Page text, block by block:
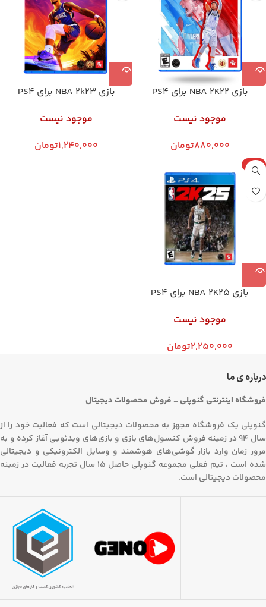
بازی NBA 2K22 برای PS4
موجود نیست
880,000تومان
بازی NBA 2k23 برای PS4
موجود نیست
1,240,000تومان
پلمپ
بازی NBA 2K25 برای PS4
موجود نیست
2,250,000تومان
درباره ی ما
فروشگاه اینترنتی گنوپلی _ فروش محصولات دیجیتال
گنوپلی یک فروشگاه مجهز به محصولات دیجیتالی است که فعالیت خود را از
سال 94 در زمینه فروش کنسول‌های بازی و بازی‌های ویدئویی آغاز کرده و به
مرور زمان وارد بازار گوشی‌های هوشمند و وسایل الکترونیکی و دیجیتالی
شده است ، تیم فعلی مجموعه گنوپلی حاصل 15 سال تجربه فعالیت در زمینه
محصولات دیجیتالی است.